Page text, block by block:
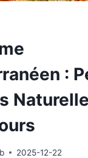
:
2025-12-22